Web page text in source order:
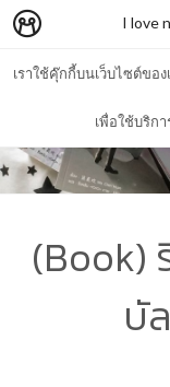
เราใช้คุ๊กกี้บนเว็บไซต์ขอ
เพื่อใช้บริก
(Book)
บั